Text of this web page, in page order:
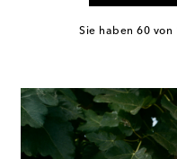
Sie haben 60 von